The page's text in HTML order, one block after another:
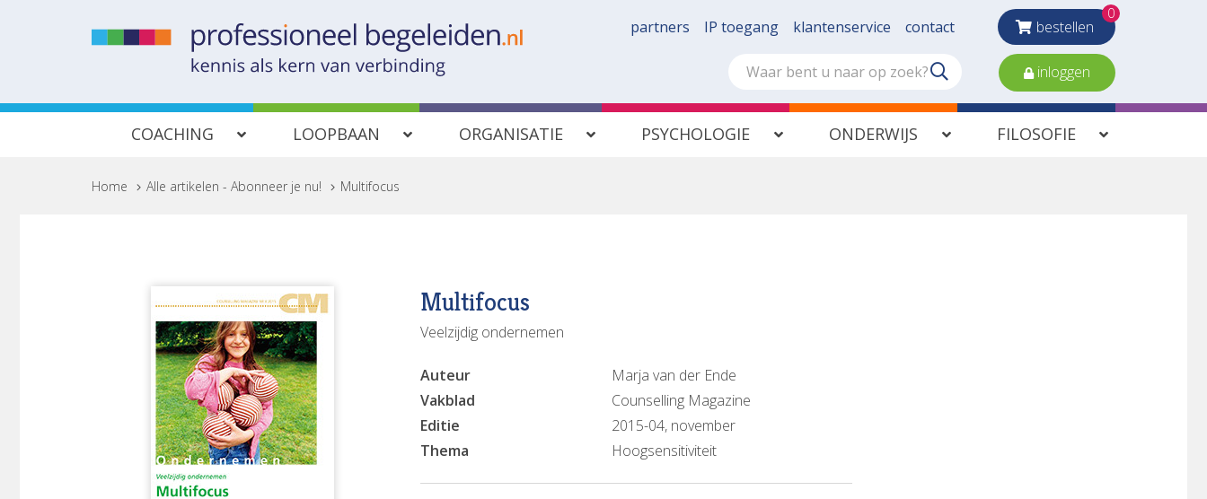
partners IP toegang klantenservice contact bestellen
0
inloggen
COACHING LOOPBAAN ORGANISATIE PSYCHOLOGIE ONDERWIJS FILOSOFIE
Home > Alle artikelen - Abonneer je nu! > Multifocus
Multifocus
Veelzijdig ondernemen
Auteur
Marja van der Ende
Vakblad
Counselling Magazine
Editie
2015-04, november
Thema
Hoogsensitiviteit